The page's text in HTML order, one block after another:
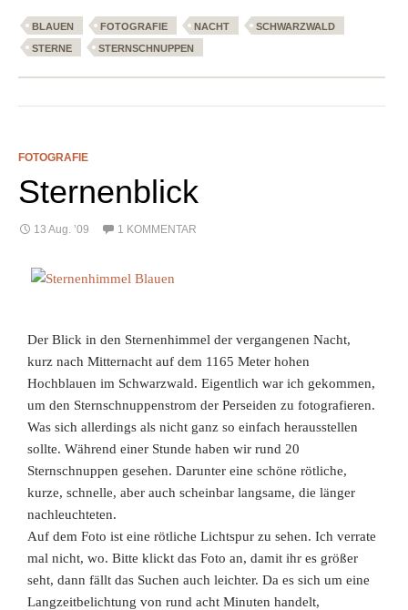
BLAUEN FOTOGRAFIE NACHT
SCHWARZWALD
STERNE
STERNSCHNUPPEN
FOTOGRAFIE
Sternenblick
13 Aug. ’09 1 KOMMENTAR
Der Blick in den Sternenhimmel der vergangenen Nacht,
kurz nach Mitternacht auf dem 1165 Meter hohen
Hochblauen im Schwarzwald. Eigentlich war ich gekommen,
um den Sternschnuppenstrom der Perseiden zu fotografieren.
Was sich allerdings als nicht ganz so einfach herausstellen
sollte. Während einer Stunde haben wir rund 20
Sternschnuppen gesehen. Darunter eine schöne rötliche,
kurze, schnelle, aber auch scheinbar langsame, die länger
nachleuchteten.
Auf dem Foto ist eine rötliche Lichtspur zu sehen. Ich verrate
mal nicht, wo. Bitte klickt das Foto an, damit ihr es größer
seht, dann fällt das Suchen auch leichter. Da es sich um eine
Langzeitbelichtung von rund acht Minuten handelt,